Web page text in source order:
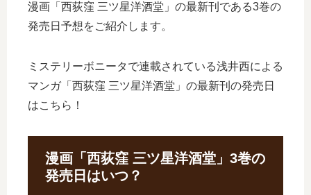
漫画「西荻窪 三ツ星洋酒堂」の最新刊である3巻の
発売日予想をご紹介します。
ミステリーボニータで連載されている浅井西による
マンガ「西荻窪 三ツ星洋酒堂」の最新刊の発売日
はこちら！
漫画「西荻窪 三ツ星洋酒堂」3巻の
発売日はいつ？